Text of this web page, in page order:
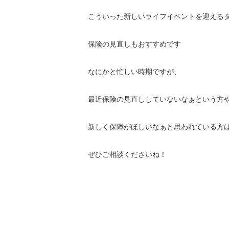
こういった新しいライフイベントを迎える
保険の見直しもおすすめです
なにかと忙しい時期ですが、
最近保険の見直ししていないなぁという方
新しく保障がほしいなぁと思われている方
ぜひご相談くださいね！